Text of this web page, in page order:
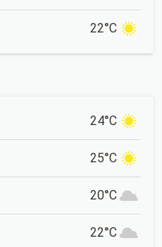
22°C
24°C
25°C
20°C
22°C